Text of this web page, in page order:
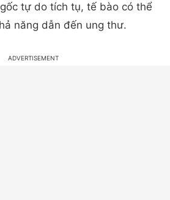
tự do tích tụ, tế bào có thể
năng dẫn đến ung thư.